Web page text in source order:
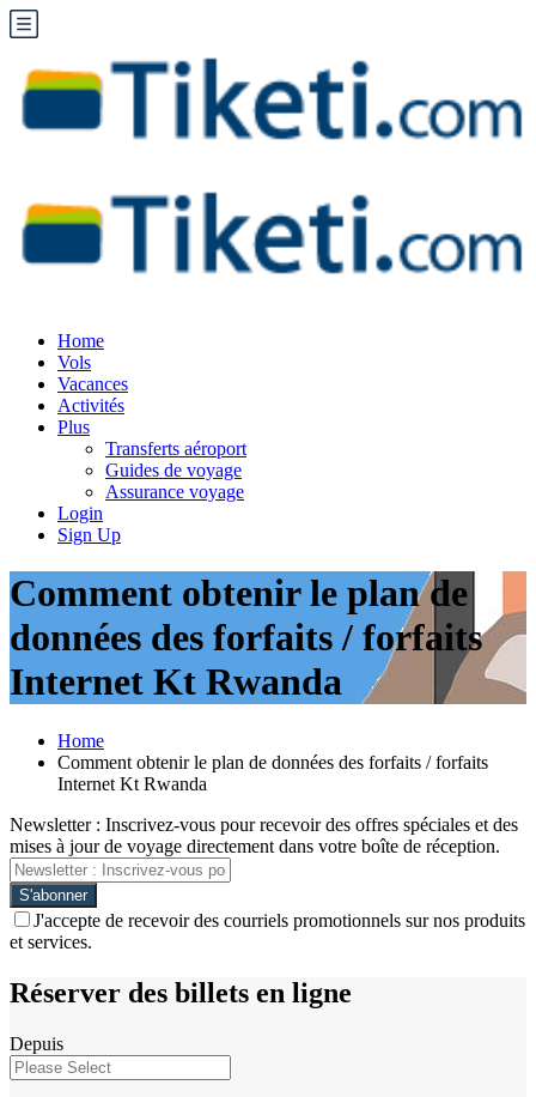
Home
Vols
Vacances
Activités
Plus
Transferts aéroport
Guides de voyage
Assurance voyage
Login
Sign Up
Comment obtenir le plan de
données des forfaits / forfaits
Internet Kt Rwanda
Home
Comment obtenir le plan de données des forfaits / forfaits
Internet Kt Rwanda
Newsletter : Inscrivez-vous pour recevoir des offres spéciales et des
mises à jour de voyage directement dans votre boîte de réception.
J'accepte de recevoir des courriels promotionnels sur nos produits
et services.
Réserver des billets en ligne
Depuis